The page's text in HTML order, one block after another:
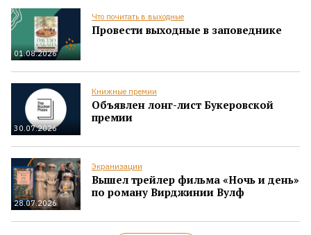
01.08.2026
Что почитать в выходные
Провести выходные в заповеднике
30.07.2026
Книжные премии
Объявлен лонг-лист Букеровской
премии
28.07.2026
Экранизации
Вышел трейлер фильма «Ночь и день»
по роману Вирджинии Вулф